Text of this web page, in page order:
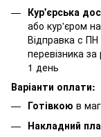
Кур'єрська
або кур'єром
Відправка с ПН
перевізника
1 день
Варіанти оплати:
Готівкою в
Накладний